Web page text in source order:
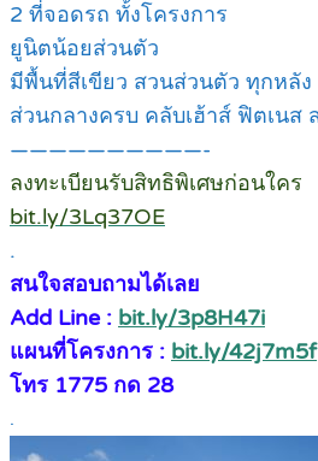
2 ที่จอดรถ ทั้งโครงการ
ยูนิตน้อยส่วนตัว
มีพื้นที่สีเขียว สวนส่วนตัว ทุกหลัง
ส่วนกลางครบ คลับเฮ้าส์ ฟิตเนส
——————————-
ลงทะเบียนรับสิทธิพิเศษก่อนใคร
bit.ly/3Lq37OE
.
สนใจสอบถามได้เลย
Add Line : bit.ly/3p8H47i
แผนที่โครงการ : bit.ly/42j7m5f
โทร 1775 กด 28
.